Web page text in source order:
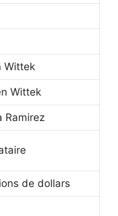
Wittek
Wittek
Ramirez
de dollars